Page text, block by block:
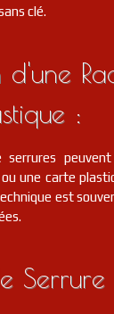
clé.
d'une
:
serrures
une carte
est
Serrure